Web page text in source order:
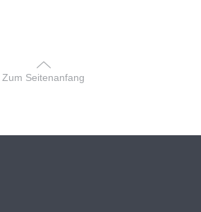
Zum Seitenanfang